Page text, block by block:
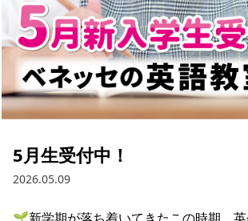
5月生受付中！
2026.05.09